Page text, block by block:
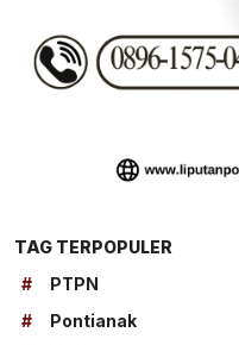
TAG TERPOPULER
#
PTPN
#
Pontianak